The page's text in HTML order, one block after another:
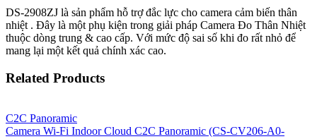
DS-2908ZJ là sản phẩm hỗ trợ đắc lực cho camera cảm biến thân
nhiệt . Đây là một phụ kiện trong giải pháp Camera Đo Thân Nhiệt
thuộc dòng trung & cao cấp. Với mức độ sai số khi đo rất nhỏ để
mang lại một kết quả chính xác cao.
Related Products
C2C Panoramic
Camera Wi-Fi Indoor Cloud C2C Panoramic (CS-CV206-A0-